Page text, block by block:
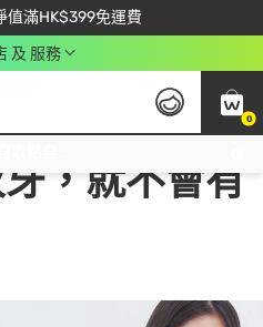
值滿HK$399免運費
錢會員盡享獨家優惠
輸入 NEWAPP 即減$50
及 服務
0
，就不會有